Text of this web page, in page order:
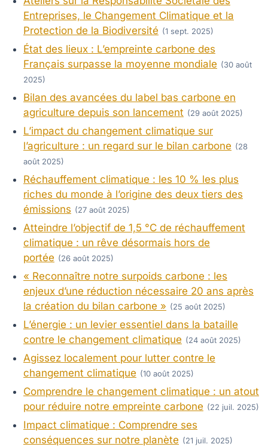
Entreprises, le Changement Climatique et la
Protection de la Biodiversité (1 sept. 2025)
État des lieux : L’empreinte carbone des
Français surpasse la moyenne mondiale (30 août
2025)
Bilan des avancées du label bas carbone en
agriculture depuis son lancement (29 août 2025)
L’impact du changement climatique sur
l’agriculture : un regard sur le bilan carbone (28
août 2025)
Réchauffement climatique : les 10 % les plus
riches du monde à l’origine des deux tiers des
émissions (27 août 2025)
Atteindre l’objectif de 1,5 °C de réchauffement
climatique : un rêve désormais hors de
portée (26 août 2025)
« Reconnaître notre surpoids carbone : les
enjeux d’une réduction nécessaire 20 ans après
la création du bilan carbone » (25 août 2025)
L’énergie : un levier essentiel dans la bataille
contre le changement climatique (24 août 2025)
Agissez localement pour lutter contre le
changement climatique (10 août 2025)
Comprendre le changement climatique : un atout
pour réduire notre empreinte carbone (22 juil. 2025)
Impact climatique : Comprendre ses
conséquences sur notre planète (21 juil. 2025)